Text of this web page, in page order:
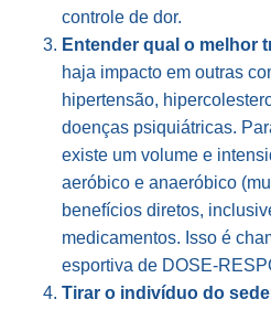
controle de dor.
Entender qual o melhor
haja impacto em outras
hipertensão,
doenças psiquiátricas.
existe um volume e
aeróbico e anaeróbico
benefícios diretos,
medicamentos. Isso é
esportiva de DOSE-
Tirar o indivíduo do